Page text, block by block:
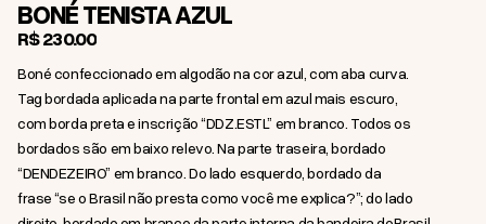
BONÉ TENISTA AZUL
R$ 230,00
Boné confeccionado em algodão na cor azul, com aba curva.
Tag bordada aplicada na parte frontal em azul mais escuro,
com borda preta e inscrição “DDZ.ESTL” em branco. Todos os
bordados são em baixo relevo. Na parte traseira, bordado
“DENDEZEIRO” em branco. Do lado esquerdo, bordado da
frase “se o Brasil não presta como você me explica?”; do lado